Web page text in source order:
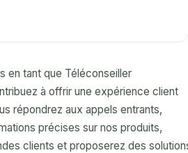
en tant que Téléconseiller
à offrir une expérience client
répondrez aux appels entrants,
précises sur nos produits,
clients et proposerez des